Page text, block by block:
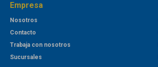
Empresa
Nosotros
Contacto
Trabaja con nosotros
Sucursales